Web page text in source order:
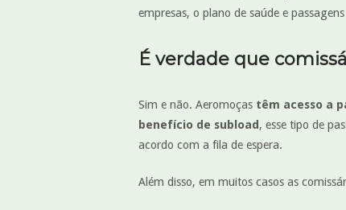
empresas, o plano de saúde e
É verdade que
Sim e não. Aeromoças têm acesso a
benefício de subload , esse tipo de
acordo com a fila de espera.
Além disso, em muitos casos as